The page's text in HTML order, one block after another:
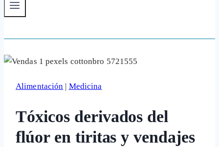
Alimentación | Medicina
Tóxicos derivados del
flúor en tiritas y vendajes